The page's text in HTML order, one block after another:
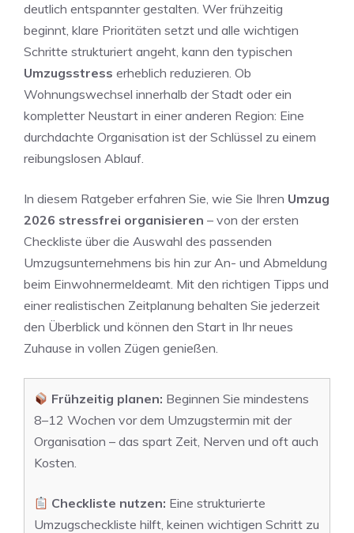
deutlich entspannter gestalten. Wer frühzeitig
beginnt, klare Prioritäten setzt und alle wichtigen
Schritte strukturiert angeht, kann den typischen
Umzugsstress erheblich reduzieren. Ob
Wohnungswechsel innerhalb der Stadt oder ein
kompletter Neustart in einer anderen Region: Eine
durchdachte Organisation ist der Schlüssel zu einem
reibungslosen Ablauf.
In diesem Ratgeber erfahren Sie, wie Sie Ihren Umzug
2026 stressfrei organisieren – von der ersten
Checkliste über die Auswahl des passenden
Umzugsunternehmens bis hin zur An- und Abmeldung
beim Einwohnermeldeamt. Mit den richtigen Tipps und
einer realistischen Zeitplanung behalten Sie jederzeit
den Überblick und können den Start in Ihr neues
Zuhause in vollen Zügen genießen.
Frühzeitig planen: Beginnen Sie mindestens
8–12 Wochen vor dem Umzugstermin mit der
Organisation – das spart Zeit, Nerven und oft auch
Kosten.
Checkliste nutzen: Eine strukturierte
Umzugscheckliste hilft, keinen wichtigen Schritt zu